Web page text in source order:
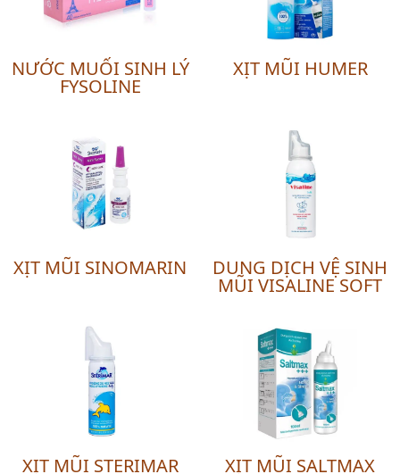
NƯỚC MUỐI SINH LÝ
FYSOLINE
XỊT MŨI HUMER
XỊT MŨI SINOMARIN DUNG DỊCH VỆ SINH
MŨI VISALINE SOFT
XỊT MŨI STERIMAR XỊT MŨI SALTMAX